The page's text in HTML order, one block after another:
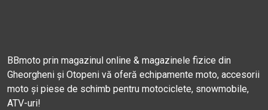
BBmoto prin magazinul online & magazinele fizice din
Gheorgheni și Otopeni vă oferă echipamente moto, accesorii
moto și piese de schimb pentru motociclete, snowmobile,
ATV-uri!